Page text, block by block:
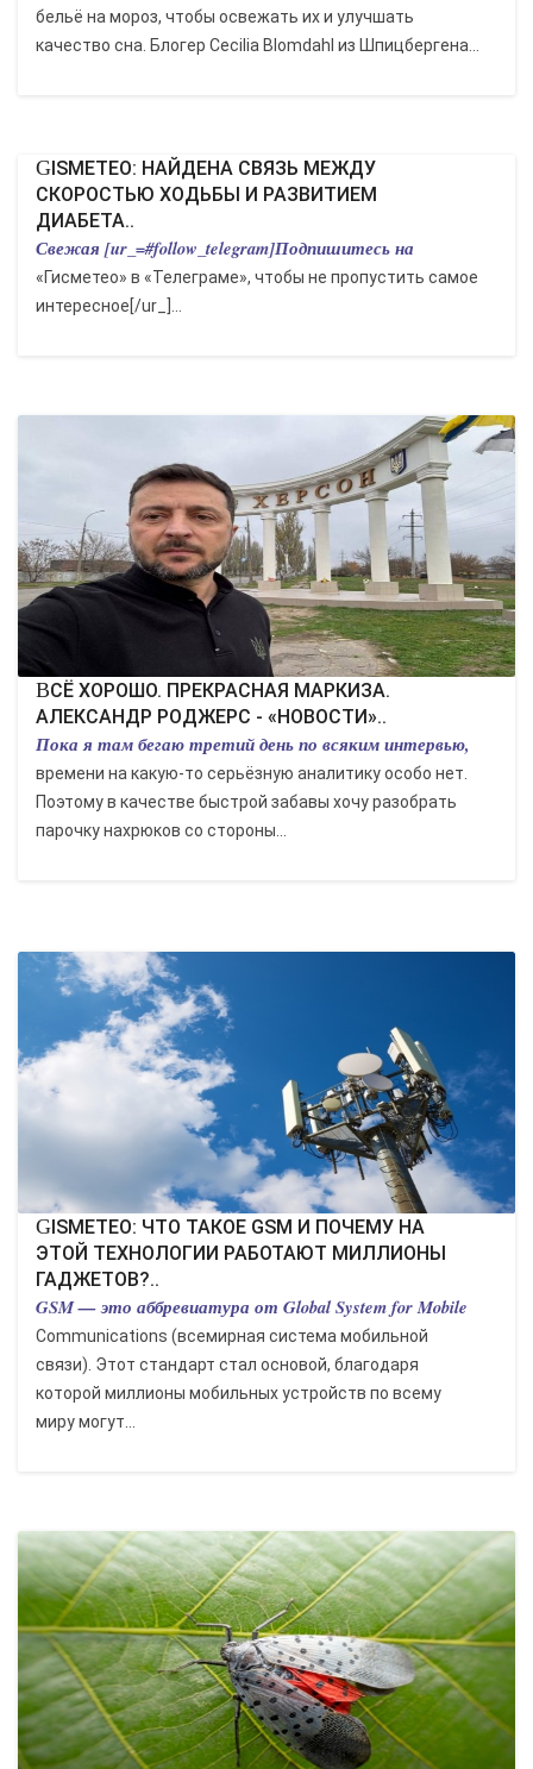
бельё на мороз, чтобы освежать их и улучшать
качество сна. Блогер Cecilia Blomdahl из Шпицбергена...
GISMETEO: НАЙДЕНА СВЯЗЬ МЕЖДУ
СКОРОСТЬЮ ХОДЬБЫ И РАЗВИТИЕМ
ДИАБЕТА..
Свежая [ur_=#follow_telegram]Подпишитесь на
«Гисметео» в «Телеграме», чтобы не пропустить самое
интересное[/ur_]...
ВСЁ ХОРОШО. ПРЕКРАСНАЯ МАРКИЗА.
АЛЕКСАНДР РОДЖЕРС - «НОВОСТИ»..
Пока я там бегаю третий день по всяким интервью,
времени на какую-то серьёзную аналитику особо нет.
Поэтому в качестве быстрой забавы хочу разобрать
парочку нахрюков со стороны...
GISMETEO: ЧТО ТАКОЕ GSM И ПОЧЕМУ НА
ЭТОЙ ТЕХНОЛОГИИ РАБОТАЮТ МИЛЛИОНЫ
ГАДЖЕТОВ?..
GSM — это аббревиатура от Global System for Mobile
Communications (всемирная система мобильной
связи). Этот стандарт стал основой, благодаря
которой миллионы мобильных устройств по всему
миру могут...